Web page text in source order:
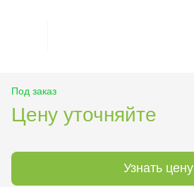
Под заказ
Цену уточняйте
Узнать цену